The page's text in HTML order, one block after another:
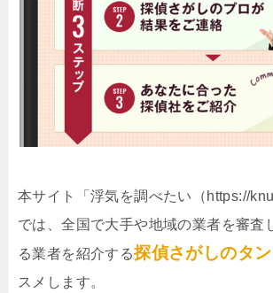
本サイト「浮気を調べたい（https://
では、全国で大手や地域の業者を審査
る業者を紹介する探偵さがしのタ
スメします。